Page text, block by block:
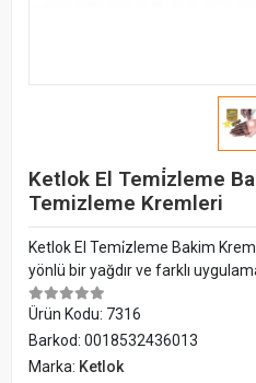
Ketlok El Temi̇zleme
Temizleme Kremleri
Ketlok El Temi̇zleme Bakim
yönlü bir yağdır ve farklı
Ürün Kodu: 7316
Barkod: 0018532436013
Marka: Ketlok